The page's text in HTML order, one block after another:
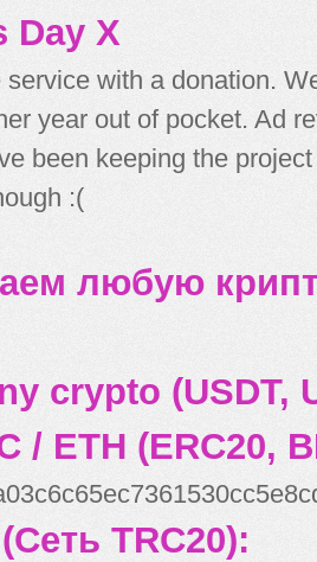
Day X
with a donation.
year out of pocket. Ad
been keeping the
:(
любую
crypto (USDT,
/ ETH (ERC20,
TRC20):